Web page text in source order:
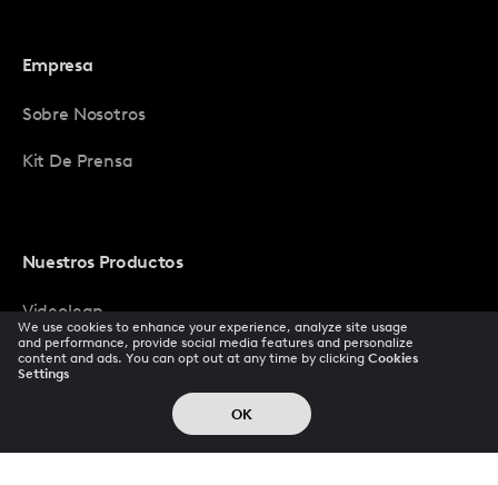
Empresa
Sobre Nosotros
Kit De Prensa
Nuestros Productos
Videoleap
Photoleap
Popular Pays
We use cookies to enhance your experience, analyze site usage
and performance, provide social media features and personalize
content and ads. You can opt out at any time by clicking Cookies
Settings
OK